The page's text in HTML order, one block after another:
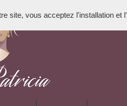
site, vous acceptez l'installation